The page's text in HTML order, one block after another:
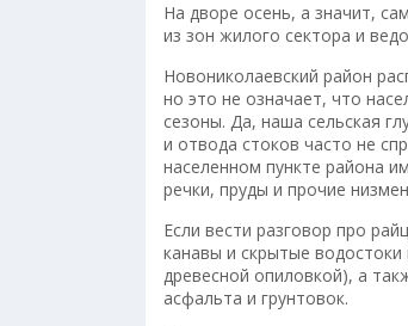
На дворе осень, а значит,
из зон жилого сектора и
Новониколаевский район
но это не означает, что
сезоны. Да, наша сельская
и отвода стоков часто не
населенном пункте района
речки, пруды и прочие
Если вести разговор про
канавы и скрытые
древесной опиловкой), а
асфальта и грунтовок.